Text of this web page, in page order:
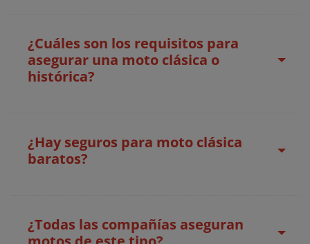
¿Cuáles son los requisitos para
asegurar una moto clásica o
histórica?
¿Hay seguros para moto clásica
baratos?
¿Todas las compañías aseguran